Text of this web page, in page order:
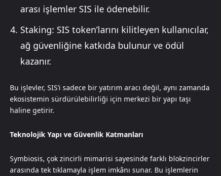
arası işlemler SIS ile ödenebilir.
Staking: SIS token’larını kilitleyen kullanıcılar,
ağ güvenliğine katkıda bulunur ve ödül
kazanır.
Bu işlevler, SIS’i sadece bir yatırım aracı değil, aynı zamanda
ekosistemin sürdürülebilirliği için merkezi bir yapı taşı
haline getirir.
Teknolojik Yapı ve Güvenlik Katmanları
Symbiosis, çok zincirli mimarisi sayesinde farklı blokzincirler
arasında tek tıklamayla işlem imkânı sunar. Bu işlemlerin